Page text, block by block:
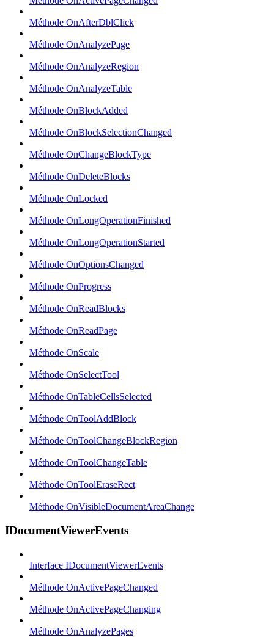
Méthode OnAfterDblClick
Méthode OnAnalyzePage
Méthode OnAnalyzeRegion
Méthode OnAnalyzeTable
Méthode OnBlockAdded
Méthode OnBlockSelectionChanged
Méthode OnChangeBlockType
Méthode OnDeleteBlocks
Méthode OnLocked
Méthode OnLongOperationFinished
Méthode OnLongOperationStarted
Méthode OnOptionsChanged
Méthode OnProgress
Méthode OnReadBlocks
Méthode OnReadPage
Méthode OnScale
Méthode OnSelectTool
Méthode OnTableCellsSelected
Méthode OnToolAddBlock
Méthode OnToolChangeBlockRegion
Méthode OnToolChangeTable
Méthode OnToolEraseRect
Méthode OnVisibleDocumentAreaChange
IDocumentViewerEvents
Interface IDocumentViewerEvents
Méthode OnActivePageChanged
Méthode OnActivePageChanging
Méthode OnAnalyzePages